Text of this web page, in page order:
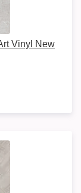
Vinyl New